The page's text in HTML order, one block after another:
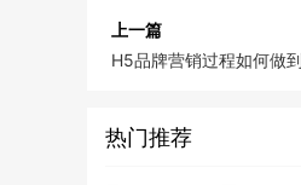
上一篇
H5品牌营销过程如何做
热门推荐